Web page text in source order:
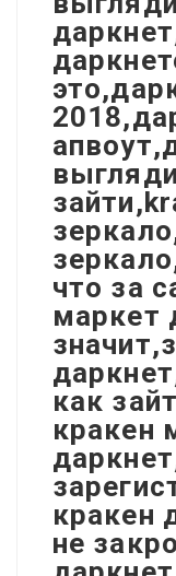
что за
маркет
как
кракен
кракен
не